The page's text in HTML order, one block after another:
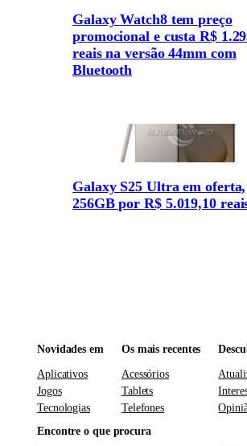
Galaxy Watch8 tem preço
promocional e custa R$
reais na versão 44mm com
Bluetooth
Galaxy S25 Ultra em oferta,
256GB por R$ 5.019,10
Novidades em
Aplicativos
Jogos
Tecnologias
Os mais recentes
Acessórios
Tablets
Telefones
Encontre o que procura